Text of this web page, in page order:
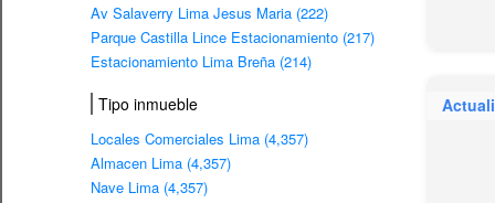
Av Salaverry Lima Jesus Maria (222)
Parque Castilla Lince Estacionamiento (217)
Estacionamiento Lima Breña (214)
Tipo inmueble
Locales Comerciales Lima (4,357)
Almacen Lima (4,357)
Nave Lima (4,357)